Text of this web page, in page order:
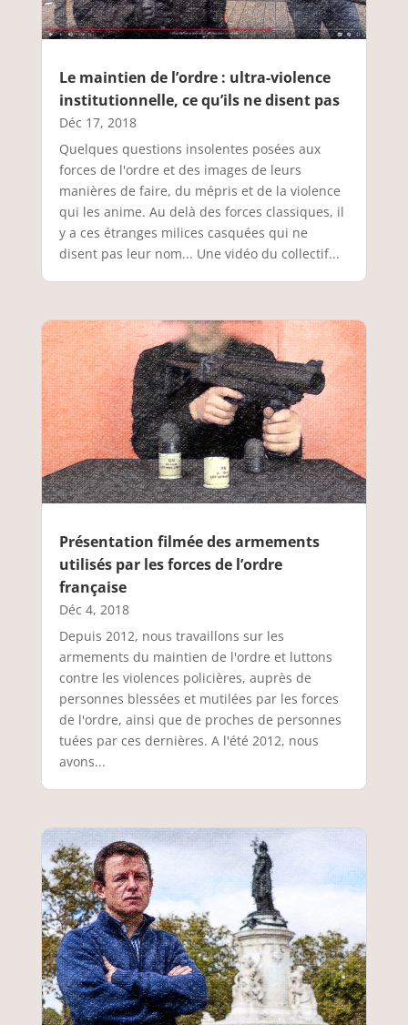
Le maintien de l’ordre : ultra-violence
institutionnelle, ce qu’ils ne disent pas
Déc 17, 2018
Quelques questions insolentes posées aux
forces de l'ordre et des images de leurs
manières de faire, du mépris et de la violence
qui les anime. Au delà des forces classiques, il
y a ces étranges milices casquées qui ne
disent pas leur nom... Une vidéo du collectif...
Présentation filmée des armements
utilisés par les forces de l’ordre
française
Déc 4, 2018
Depuis 2012, nous travaillons sur les
armements du maintien de l'ordre et luttons
contre les violences policières, auprès de
personnes blessées et mutilées par les forces
de l'ordre, ainsi que de proches de personnes
tuées par ces dernières. A l'été 2012, nous
avons...